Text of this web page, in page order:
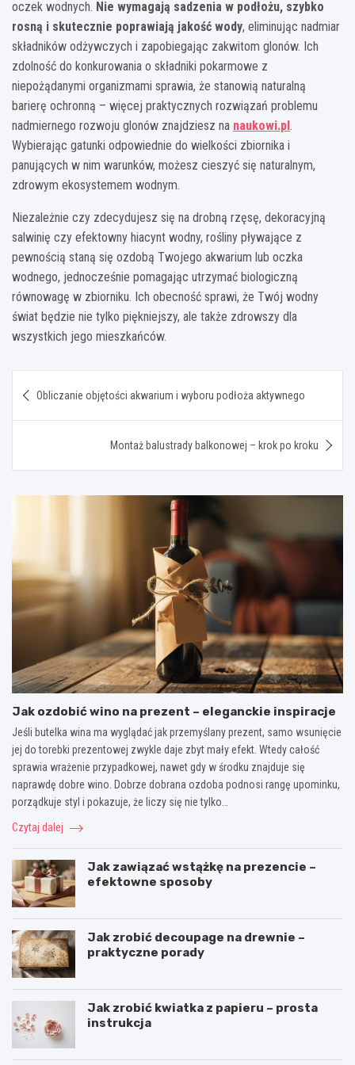
oczek wodnych. Nie wymagają sadzenia w podłożu, szybko
rosną i skutecznie poprawiają jakość wody, eliminując nadmiar
składników odżywczych i zapobiegając zakwitom glonów. Ich
zdolność do konkurowania o składniki pokarmowe z
niepożądanymi organizmami sprawia, że stanowią naturalną
barierę ochronną – więcej praktycznych rozwiązań problemu
nadmiernego rozwoju glonów znajdziesz na naukowi.pl.
Wybierając gatunki odpowiednie do wielkości zbiornika i
panujących w nim warunków, możesz cieszyć się naturalnym,
zdrowym ekosystemem wodnym.
Niezależnie czy zdecydujesz się na drobną rzęsę, dekoracyjną
salwinię czy efektowny hiacynt wodny, rośliny pływające z
pewnością staną się ozdobą Twojego akwarium lub oczka
wodnego, jednocześnie pomagając utrzymać biologiczną
równowagę w zbiorniku. Ich obecność sprawi, że Twój wodny
świat będzie nie tylko piękniejszy, ale także zdrowszy dla
wszystkich jego mieszkańców.
wpisu
Obliczanie objętości akwarium i wyboru podłoża aktywnego
Montaż balustrady balkonowej – krok po kroku
Jak ozdobić wino na prezent – eleganckie inspiracje
Jeśli butelka wina ma wyglądać jak przemyślany prezent, samo wsunięcie
jej do torebki prezentowej zwykle daje zbyt mały efekt. Wtedy całość
sprawia wrażenie przypadkowej, nawet gdy w środku znajduje się
naprawdę dobre wino. Dobrze dobrana ozdoba podnosi rangę upominku,
porządkuje styl i pokazuje, że liczy się nie tylko…
Czytaj dalej
Jak zawiązać wstążkę na prezencie –
efektowne sposoby
Jak zrobić decoupage na drewnie –
praktyczne porady
Jak zrobić kwiatka z papieru – prosta
instrukcja